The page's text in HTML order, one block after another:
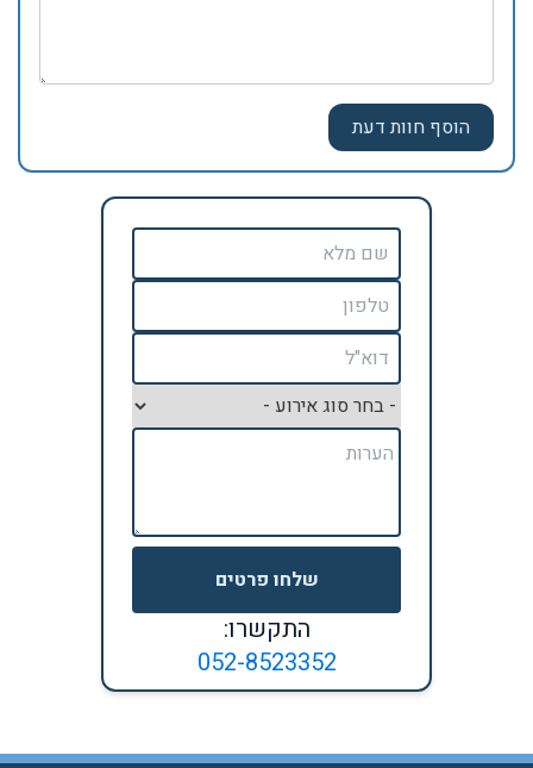
שלחו פרטים
התקשרו:
052-8523352